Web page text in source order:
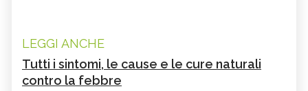
LEGGI ANCHE
Tutti i sintomi, le cause e le cure naturali
contro la febbre